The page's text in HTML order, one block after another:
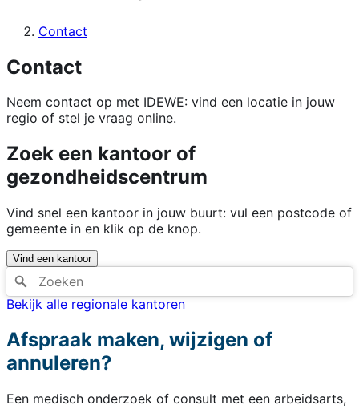
Contact
Contact
Neem contact op met IDEWE: vind een locatie in jouw
regio of stel je vraag online.
Zoek een kantoor of
gezondheidscentrum
Vind snel een kantoor in jouw buurt: vul een postcode of
gemeente in en klik op de knop.
Vind een kantoor
Bekijk alle regionale kantoren
Afspraak maken, wijzigen of
annuleren?
Een medisch onderzoek of consult met een arbeidsarts,